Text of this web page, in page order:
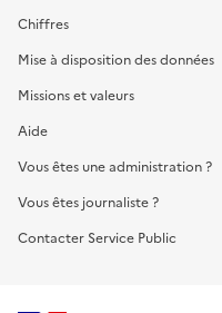
Chiffres
Mise à disposition des données
Missions et valeurs
Aide
Vous êtes une administration ?
Vous êtes journaliste ?
Contacter Service Public